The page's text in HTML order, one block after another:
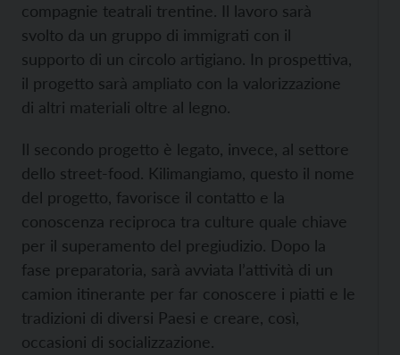
compagnie teatrali trentine. Il lavoro sarà
svolto da un gruppo di immigrati con il
supporto di un circolo artigiano. In prospettiva,
il progetto sarà ampliato con la valorizzazione
di altri materiali oltre al legno.
Il secondo progetto è legato, invece, al settore
dello street-food. Kilimangiamo, questo il nome
del progetto, favorisce il contatto e la
conoscenza reciproca tra culture quale chiave
per il superamento del pregiudizio. Dopo la
fase preparatoria, sarà avviata l’attività di un
camion itinerante per far conoscere i piatti e le
tradizioni di diversi Paesi e creare, così,
occasioni di socializzazione.